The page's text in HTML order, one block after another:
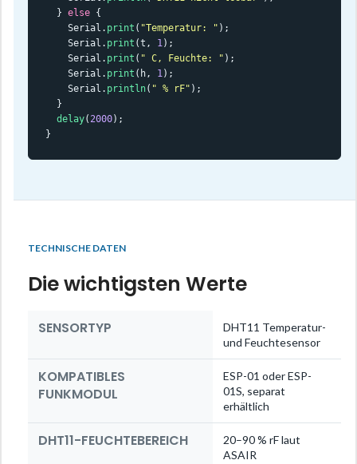
  }
else {
    Serial.
print ( "Temperatur: " );
    Serial.
print (t, 1);
    Serial.
print ( " C, Feuchte: " );
    Serial.
print (h, 1);
    Serial.
println( " % rF" );
  }
delay( 2000);
}
TECHNISCHE DATEN
Die wichtigsten Werte
SENSORTYP
DHT11 Temperatur-
und Feuchtesensor
KOMPATIBLES
FUNKMODUL
ESP-01 oder ESP-
01S, separat
erhältlich
DHT11-FEUCHTEBEREICH
20–90 % rF laut
ASAIR